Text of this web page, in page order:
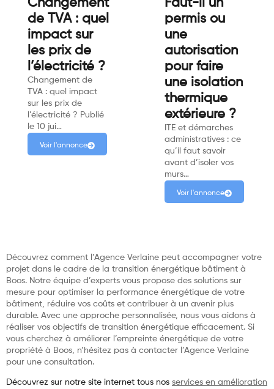
Changement
de TVA : quel
impact sur
les prix de
l’électricité ?
Changement de
TVA : quel impact
sur les prix de
l’électricité ? Publié
le 10 jui…
Voir l'annonce
Faut-il un
permis ou
une
autorisation
pour faire
une isolation
thermique
extérieure ?
ITE et démarches
administratives : ce
qu’il faut savoir
avant d’isoler vos
murs…
Voir l'annonce
Découvrez comment l’Agence Verlaine peut accompagner votre
projet dans le cadre de la transition énergétique bâtiment à
Boos. Notre équipe d’experts vous propose des solutions sur
mesure pour optimiser la performance énergétique de votre
bâtiment, réduire vos coûts et contribuer à un avenir plus
durable. Avec une approche personnalisée, nous vous aidons à
réaliser vos objectifs de transition énergétique efficacement. Si
vous cherchez à améliorer l’empreinte énergétique de votre
propriété à Boos, n’hésitez pas à contacter l’Agence Verlaine
pour une consultation.
Découvrez sur notre site internet tous nos services en amélioration